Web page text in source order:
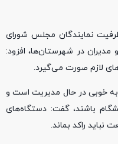
ظرفیت نمایندگان مجلس شورای
مدیران در شهرستان‌ها، افزود:
لازم صورت می‌گیرد.
خوبی در حال مدیریت است و
باشند، گفت: دستگاه‌های
راکد بماند.